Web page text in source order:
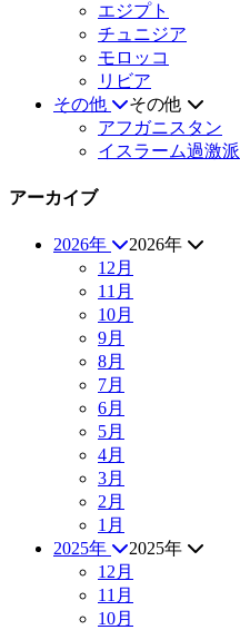
エジプト
チュニジア
モロッコ
リビア
その他
その他
アフガニスタン
イスラーム過激派
アーカイブ
2026年
2026年
12月
11月
10月
9月
8月
7月
6月
5月
4月
3月
2月
1月
2025年
2025年
12月
11月
10月